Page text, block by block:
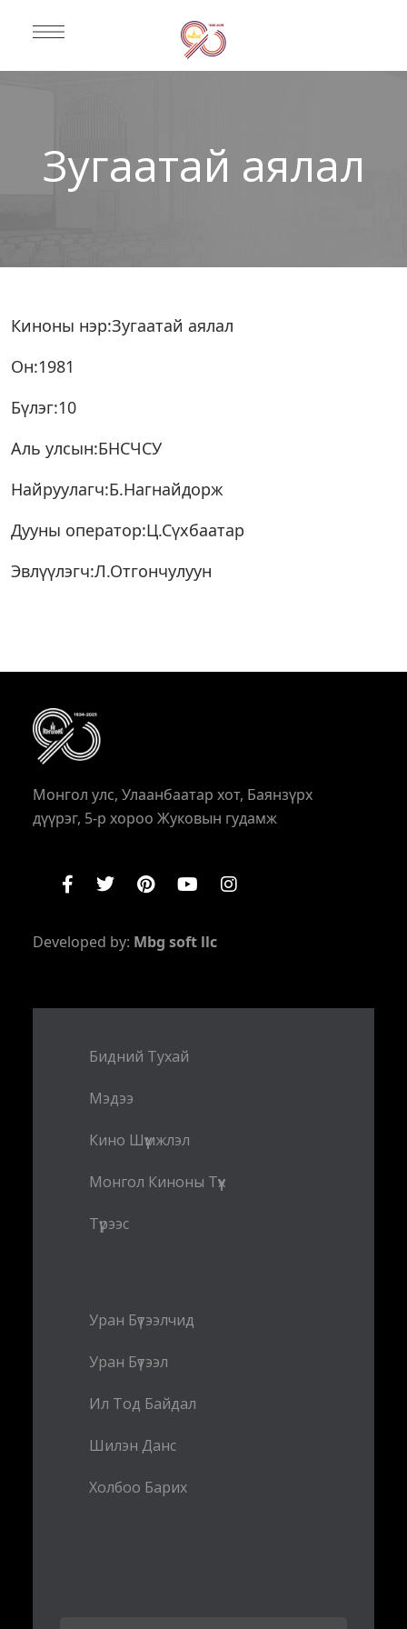
Зугаатай аялал
Киноны нэр:Зугаатай аялал
Он:1981
Бүлэг:10
Аль улсын:БНСЧСУ
Найруулагч:Б.Нагнайдорж
Дууны оператор:Ц.Сүхбаатар
Эвлүүлэгч:Л.Отгончулуун
Монгол улс, Улаанбаатар хот, Баянзүрх
дүүрэг, 5-р хороо Жуковын гудамж
Developed by: Mbg soft llc
Бидний Тухай
Мэдээ
Кино Шүүмжлэл
Монгол Киноны Түүх
Түрээс
Уран Бүтээлчид
Уран Бүтээл
Ил Тод Байдал
Шилэн Данс
Холбоо Барих